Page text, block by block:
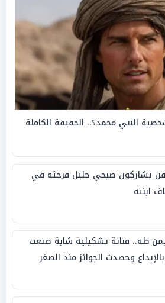
النبي محمد؟.. الحقيقة الكاملة
يشاركون صبحي خليل فرحته في
ابنته
طه.. فنانة تشكيلية شابة صنعت
وحصدت الجوائز منذ الصغر